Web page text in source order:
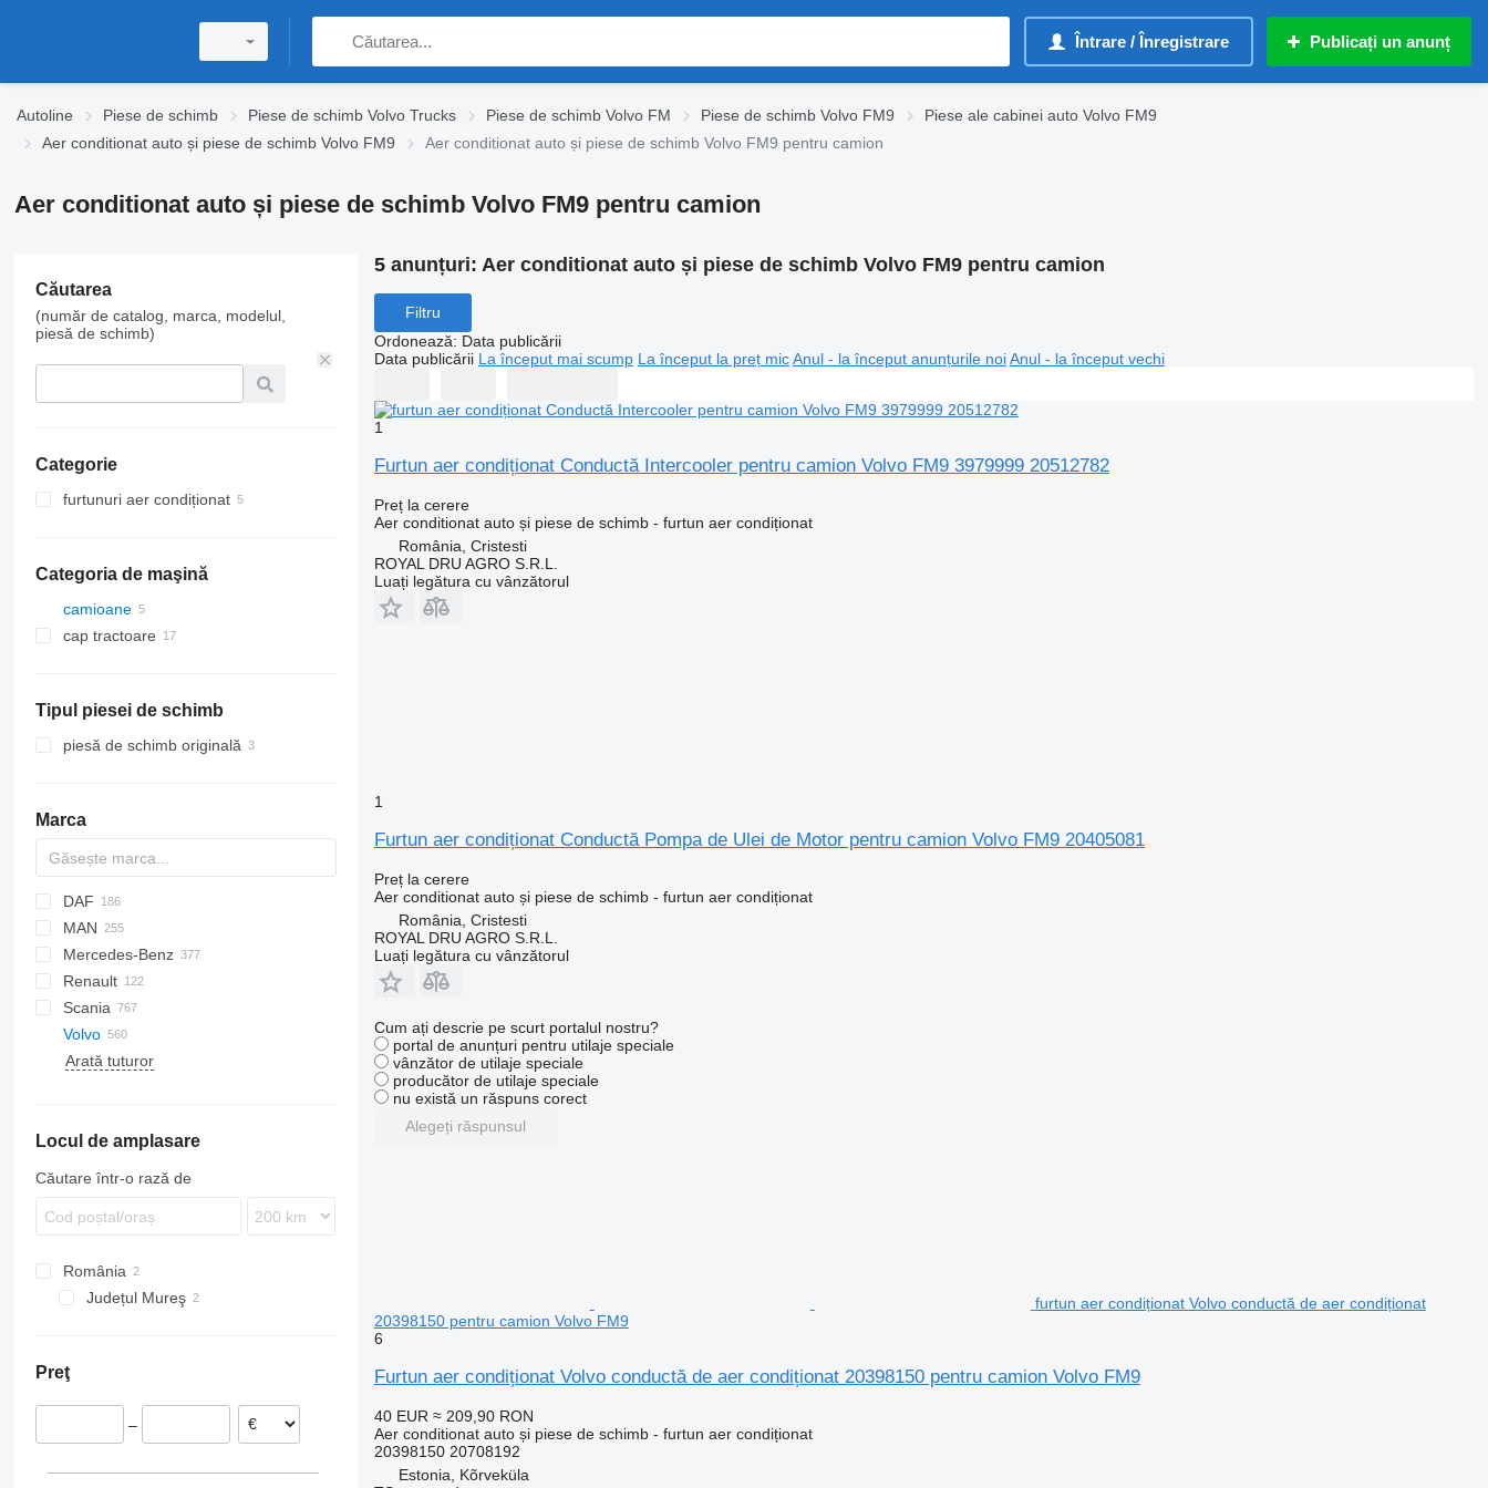
Întrare / Înregistrare Publicați un anunț
Autoline Piese de schimb Piese de schimb Volvo Trucks Piese de schimb Volvo FM Piese de schimb Volvo FM9
Piese ale cabinei auto Volvo FM9
Aer conditionat auto și piese de schimb Volvo FM9
Aer conditionat auto și piese de schimb Volvo FM9 pentru camion
Aer conditionat auto și piese de schimb Volvo FM9 pentru camion
Căutarea
(număr de catalog, marca, modelul,
piesă de schimb)
Categorie
furtunuri aer condiționat
Categoria de maşină
camioane
cap tractoare
Tipul piesei de schimb
piesă de schimb originală
Marca
2-Series
X-Series
C-series
Jumper
DAF
CF
LF
XF
F-MAX
Transit
Daily
EuroCargo
EuroStar
Eurotech
Eurotrakker
S-Way
MAN
A-series
TGA
TGL
TGM
TGS
Mercedes-Benz
A-Class
Actros
Antos
Arocs
MB
Vito
Canter
Canter
L-series
Atleon
Cabstar
Vanette
Movano
Renault
Kerax
Magnum
Master
T-series
Scania
R-series
S-series
Golf
LT
Volvo
B-series
FH12
FH16
FH 500
FL
FL6 11
FL7
FL10
FL 210
FL611
FM7
FM9
FM11
FM12
FMX
SD
Arată tuturor
Locul de amplasare
Căutare într-o rază de
România
Județul Mureş
Preţ
–
5 anunțuri: Aer conditionat auto și piese de schimb Volvo FM9 pentru camion
Filtru
Ordonează: Data publicării
Data publicării La început mai scump La început la preț mic Anul - la început anunțurile noi Anul - la început vechi
1
Furtun aer condiționat Conductă Intercooler pentru camion Volvo FM9 3979999 20512782
Preț la cerere
Aer conditionat auto și piese de schimb - furtun aer condiționat
România, Cristesti
ROYAL DRU AGRO S.R.L.
Luați legătura cu vânzătorul
1
Furtun aer condiționat Conductă Pompa de Ulei de Motor pentru camion Volvo FM9 20405081
Preț la cerere
Aer conditionat auto și piese de schimb - furtun aer condiționat
România, Cristesti
ROYAL DRU AGRO S.R.L.
Luați legătura cu vânzătorul
Cum ați descrie pe scurt portalul nostru?
portal de anunțuri pentru utilaje speciale
vânzător de utilaje speciale
producător de utilaje speciale
nu există un răspuns corect
Alegeți răspunsul
furtun aer condiționat Volvo conductă de aer condiționat
20398150 pentru camion Volvo FM9
6
Furtun aer condiționat Volvo conductă de aer condiționat 20398150 pentru camion Volvo FM9
40 EUR ≈ 209,90 RON
Aer conditionat auto și piese de schimb - furtun aer condiționat
20398150 20708192
Estonia, Kõrveküla